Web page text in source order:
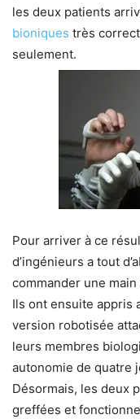
les deux patients
bioniques très
seulement.
Pour arriver à ce
d’ingénieurs a tout
commander une
Ils ont ensuite appris
version robotisée
leurs membres
autonomie de quatre
Désormais, les deux
greffées et